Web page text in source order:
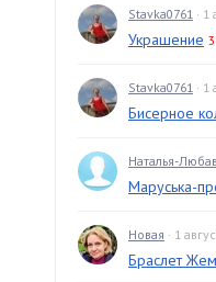
Stavka0761 · 1
Украшение 3
Stavka0761 · 1
Бисерное
Наталья-
Маруська-
Новая · 1
Браслет